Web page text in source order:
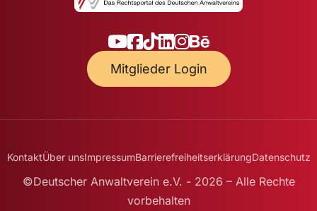
Mitglieder Login
KontaktÜber unsImpressumBarrierefreiheitserklärungDatenschutz
©Deutscher Anwaltverein e.V. - 2026 – Alle Rechte
vorbehalten